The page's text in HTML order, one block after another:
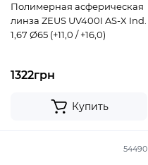
Полимерная асферическая
линза ZEUS UV400I AS-X Ind.
1,67 Ø65 (+11,0 / +16,0)
1322грн
Купить
54490